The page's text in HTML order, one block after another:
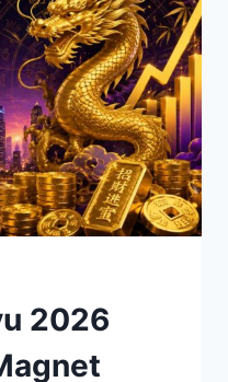
2026